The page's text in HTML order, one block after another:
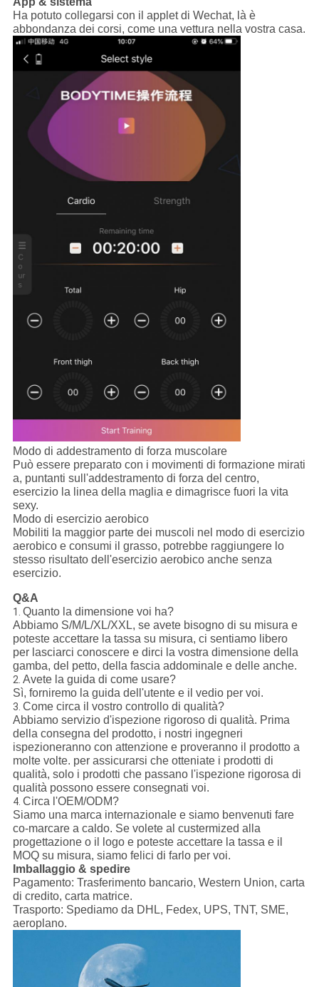
Ha potuto collegarsi con il applet di Wechat, là è
abbondanza dei corsi, come una vettura nella vostra casa.
Modo di addestramento di forza muscolare
Può essere preparato con i movimenti di formazione mirati
a, puntanti sull'addestramento di forza del centro,
esercizio la linea della maglia e dimagrisce fuori la vita
sexy.
Modo di esercizio aerobico
Mobiliti la maggior parte dei muscoli nel modo di esercizio
aerobico e consumi il grasso, potrebbe raggiungere lo
stesso risultato dell'esercizio aerobico anche senza
esercizio.
Q&A
1. Quanto la dimensione voi ha?
Abbiamo S/M/L/XL/XXL, se avete bisogno di su misura e
poteste accettare la tassa su misura, ci sentiamo libero
per lasciarci conoscere e dirci la vostra dimensione della
gamba, del petto, della fascia addominale e delle anche.
2. Avete la guida di come usare?
Sì, forniremo la guida dell'utente e il vedio per voi.
3. Come circa il vostro controllo di qualità?
Abbiamo servizio d'ispezione rigoroso di qualità. Prima
della consegna del prodotto, i nostri ingegneri
ispezioneranno con attenzione e proveranno il prodotto a
molte volte. per assicurarsi che otteniate i prodotti di
qualità, solo i prodotti che passano l'ispezione rigorosa di
qualità possono essere consegnati voi.
4. Circa l'OEM/ODM?
Siamo una marca internazionale e siamo benvenuti fare
co-marcare a caldo. Se volete al custermized alla
progettazione o il logo e poteste accettare la tassa e il
MOQ su misura, siamo felici di farlo per voi.
Imballaggio & spedire
Pagamento: Trasferimento bancario, Western Union, carta
di credito, carta matrice.
Trasporto: Spediamo da DHL, Fedex, UPS, TNT, SME,
aeroplano.